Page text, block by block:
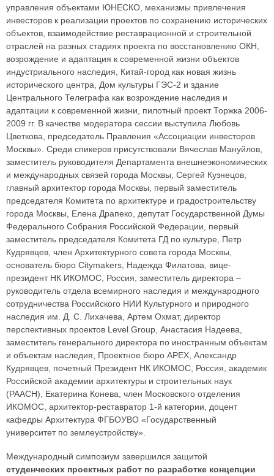
управления объектами ЮНЕСКО, механизмы привлечения
инвесторов к реализации проектов по сохранению исторических
объектов, взаимодействие реставрационной и строительной
отраслей на разных стадиях проекта по восстановлению ОКН,
возрождение и адаптация к современной жизни объектов
индустриального наследия, Китай-город как новая жизнь
исторического центра, Дом культуры ГЭС-2 и здание
Центрального Телеграфа как возрождение наследия и
адаптации к современной жизни, пилотный проект Торжка 2006-
2009 гг. В качестве модератора сессии выступила Любовь
Цветкова, председатель Правления «Ассоциации инвесторов
Москвы». Среди спикеров присутствовали Вячеслав Мануйлов,
заместитель руководителя Департамента внешнеэкономических
и международных связей города Москвы, Сергей Кузнецов,
главный архитектор города Москвы, первый заместитель
председателя Комитета по архитектуре и градостроительству
города Москвы, Елена Драпеко, депутат Государственной Думы
Федерального Собрания Российской Федерации, первый
заместитель председателя Комитета ГД по культуре, Петр
Кудрявцев, член Архитектурного совета города Москвы,
основатель бюро Citymakers, Надежда Филатова, вице-
президент НК ИКОМОС, Россия, заместитель директора –
руководитель отдела всемирного наследия и международного
сотрудничества Российского НИИ Культурного и природного
наследия им. Д. С. Лихачева, Артем Охмат, директор
перспективных проектов Level Group, Анастасия Надеева,
заместитель генерального директора по иностранным объектам
и объектам наследия, Проектное бюро APEX, Александр
Кудрявцев, почетный Президент НК ИКОМОС, Россия, академик
Российской академии архитектуры и строительных наук
(РААСН), Екатерина Конева, член Московского отделения
ИКОМОС, архитектор-реставратор 1-й категории, доцент
кафедры Архитектура ФГБОУВО «Государственный
университет по землеустройству».
Международный симпозиум завершился защитой
студенческих проектных работ по разработке концепции